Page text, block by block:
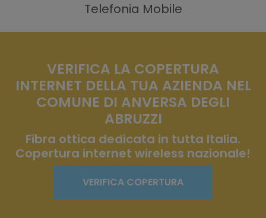
Telefonia Mobile
VERIFICA LA COPERTURA
INTERNET DELLA TUA AZIENDA NEL
COMUNE DI ANVERSA DEGLI
ABRUZZI
Fibra ottica dedicata in tutta Italia.
Copertura internet wireless nazionale!
VERIFICA COPERTURA